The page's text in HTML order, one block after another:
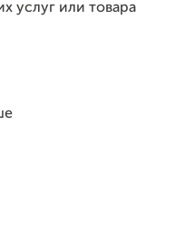
услуг или товара